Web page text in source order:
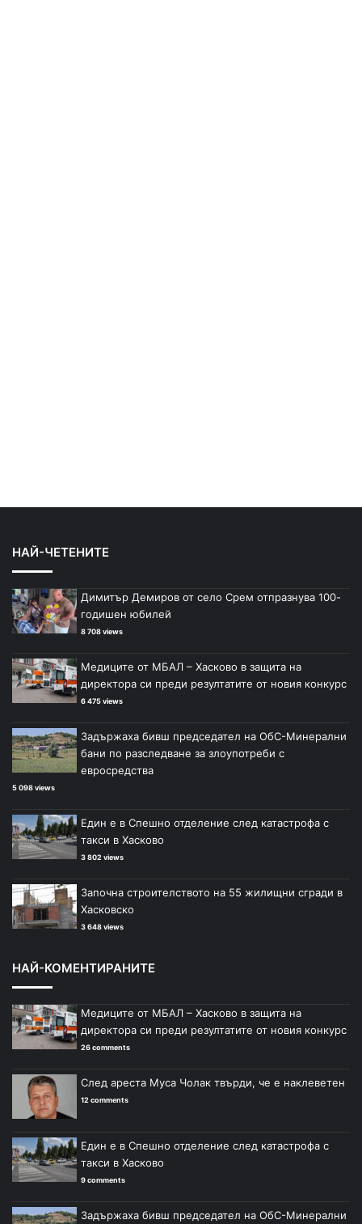
НАЙ-ЧЕТЕНИТЕ
Димитър Демиров от село Срем отпразнува 100-
годишен юбилей
8 708 views
Медиците от МБАЛ – Хасково в защита на
директора си преди резултатите от новия конкурс
6 475 views
Задържаха бивш председател на ОбС-Минерални
бани по разследване за злоупотреби с
евросредства
5 098 views
Един е в Спешно отделение след катастрофа с
такси в Хасково
3 802 views
Започна строителството на 55 жилищни сгради в
Хасковско
3 648 views
НАЙ-КОМЕНТИРАНИТЕ
Медиците от МБАЛ – Хасково в защита на
директора си преди резултатите от новия конкурс
26 comments
След ареста Муса Чолак твърди, че е наклеветен
12 comments
Един е в Спешно отделение след катастрофа с
такси в Хасково
9 comments
Задържаха бивш председател на ОбС-Минерални